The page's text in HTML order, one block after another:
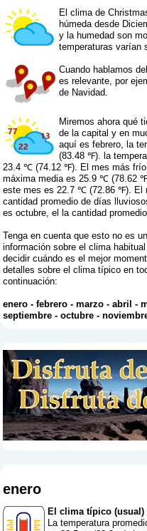
El clima de
húmeda desde
y la humedad son
temperaturas varían
Cuando hablamos
es relevante, por
de Navidad.
Miremos ahora qué
de la capital y en
aquí es febrero, la
(83.48 ℉). la
23.4 ℃ (74.12 ℉). El mes más
máxima media es 25.9 ℃ (78.62
este mes es 22.7 ℃ (72.86 ℉). El
cantidad promedio de días
es octubre, el la cantidad
Tenga en cuenta que esto no es
información sobre el clima
decidir cuándo es el mejor
detalles sobre el clima típico en
continuación:
enero -febrero -marzo -abril -
septiembre -octubre -
enero
El clima típico (usual)
La temperatura